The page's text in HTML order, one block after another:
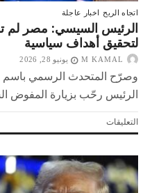
اتجاه الريح اخبار عاجلة
الرئيس السيسي: مصر لم
لتحقيق أهداف سياسية
M KAMAL يونيو 28, 2026
وصرّح المتحدث الرسمي باسم
الرئيس رحّب بزيارة المفوض
التعليقاتعلى
الرئيس
مصر
لم
تستخدم